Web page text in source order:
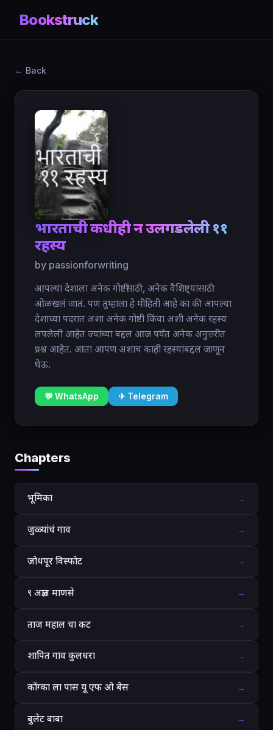
Bookstruck
← Back
भारताची कधीही न उलगडलेली ११
रहस्य
by passionforwriting
आपल्या देशाला अनेक गोष्टींसाठी, अनेक वैशिष्ट्यांसाठी
ओळखलं जातं. पण तुम्हाला हे मीहिती आहे का की आपल्या
देशाच्या पदरात अशा अनेक गोष्टी किंवा अशी अनेक रहस्य
लपलेली आहेत ज्यांच्या बद्दल आज पर्यंत अनेक अनुत्तरीत
प्रश्न आहेत. आता आपण अशाच काही रहस्यांबद्दल जाणून
घेऊ.
💬 WhatsApp ✈ Telegram
Chapters
भूमिका →
जुळ्यांचं गाव →
जोधपूर विस्फोट →
९ अज्ञात माणसे →
ताज महाल चा कट →
शापित गाव कुलधरा →
कोंग्का ला पास यू एफ ओ बेस →
बुलेट बाबा →